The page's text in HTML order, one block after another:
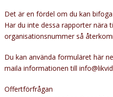
Det är en fördel om du kan
Har du inte dessa rapporter nära
organisationsnummer så
Du kan använda formuläret här
maila informationen till
Offertförfrågan